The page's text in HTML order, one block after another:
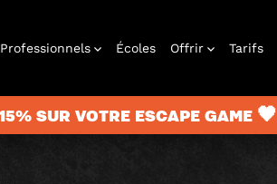
Professionnels Écoles Offrir Tarifs
SUR VOTRE ESCAPE GAME 🖤